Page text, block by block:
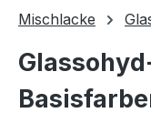
Mischlacke